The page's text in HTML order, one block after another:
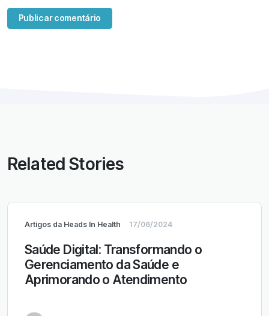
Related Stories
Artigos da Heads In Health 17/06/2024
Saúde Digital: Transformando o
Gerenciamento da Saúde e
Aprimorando o Atendimento